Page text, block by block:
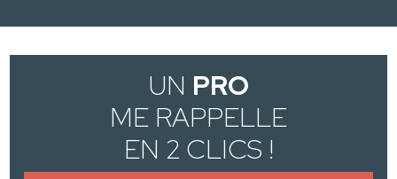
UN PRO
ME RAPPELLE
EN 2 CLICS !